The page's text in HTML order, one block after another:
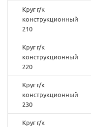
Круг г/к
конструкционный
210
Круг г/к
конструкционный
220
Круг г/к
конструкционный
230
Круг г/к